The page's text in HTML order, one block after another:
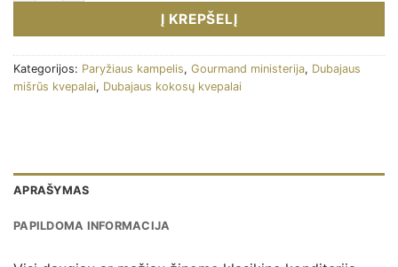
Į KREPŠELĮ
Kategorijos: Paryžiaus kampelis, Gourmand ministerija, Dubajaus
mišrūs kvepalai, Dubajaus kokosų kvepalai
APRAŠYMAS
PAPILDOMA INFORMACIJA